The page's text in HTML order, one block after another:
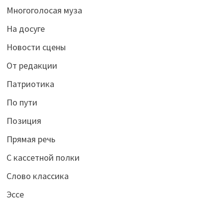
Многоголосая муза
На досуге
Новости сцены
От редакции
Патриотика
По пути
Позиция
Прямая речь
С кассетной полки
Слово классика
Эссе